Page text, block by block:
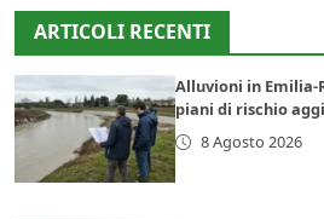
ARTICOLI RECENTI
Alluvioni in Emilia-
piani di rischio
8 Agosto 2026